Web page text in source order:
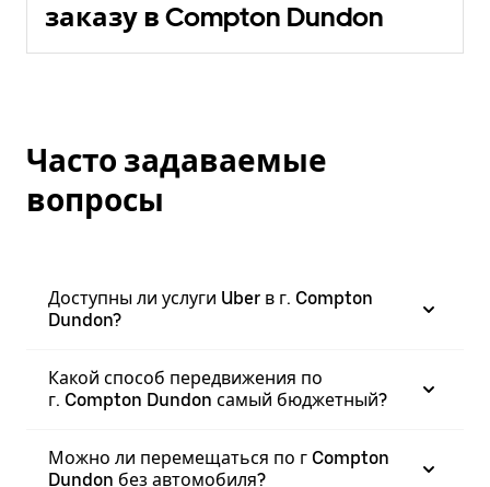
заказу в Compton Dundon
Часто задаваемые
вопросы
Доступны ли услуги Uber в г. Compton
Dundon?
Какой способ передвижения по
г. Compton Dundon самый бюджетный?
Можно ли перемещаться по г Compton
Dundon без автомобиля?